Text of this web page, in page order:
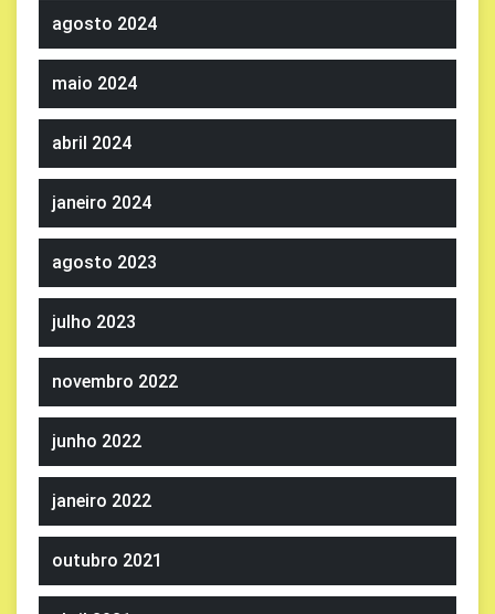
agosto 2024
maio 2024
abril 2024
janeiro 2024
agosto 2023
julho 2023
novembro 2022
junho 2022
janeiro 2022
outubro 2021